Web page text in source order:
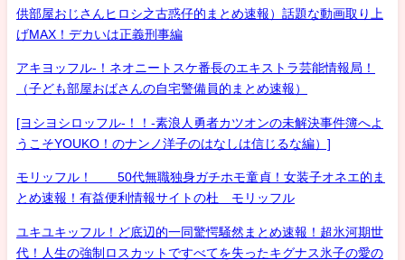
供部屋おじさんヒロシ之古惑仔的まとめ速報）話題な動画取り上
げMAX！デカいは正義刑事編
アキヨッフル-！ネオニートスケ番長のエキストラ芸能情報局！
（子ども部屋おばさんの自宅警備員的まとめ速報）
[ヨシヨシロッフル-！！-素浪人勇者カツオンの未解決事件簿へよ
うこそYOUKO！のナンノ洋子のはなしは信じるな編）]
モリッフル！ 50代無職独身ガチホモ童貞！女装子オネエ的ま
とめ速報！有益便利情報サイトの杜 モリッフル
ユキユキッフル！ど底辺的一同驚愕騒然まとめ速報！超氷河期世
代！人生の強制ロスカットですべてを失ったキグナス氷子の愛の